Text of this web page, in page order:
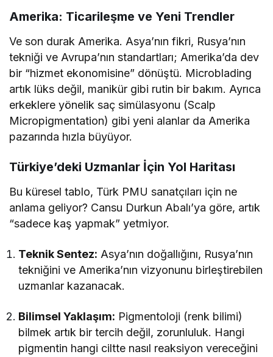
Amerika: Ticarileşme ve Yeni Trendler
Ve son durak Amerika. Asya’nın fikri, Rusya’nın
tekniği ve Avrupa’nın standartları; Amerika’da dev
bir “hizmet ekonomisine” dönüştü. Microblading
artık lüks değil, manikür gibi rutin bir bakım. Ayrıca
erkeklere yönelik saç simülasyonu (Scalp
Micropigmentation) gibi yeni alanlar da Amerika
pazarında hızla büyüyor.
Türkiye’deki Uzmanlar İçin Yol Haritası
Bu küresel tablo, Türk PMU sanatçıları için ne
anlama geliyor? Cansu Durkun Abalı’ya göre, artık
“sadece kaş yapmak” yetmiyor.
Teknik Sentez: Asya’nın doğallığını, Rusya’nın
tekniğini ve Amerika’nın vizyonunu birleştirebilen
uzmanlar kazanacak.
Bilimsel Yaklaşım: Pigmentoloji (renk bilimi)
bilmek artık bir tercih değil, zorunluluk. Hangi
pigmentin hangi ciltte nasıl reaksiyon vereceğini